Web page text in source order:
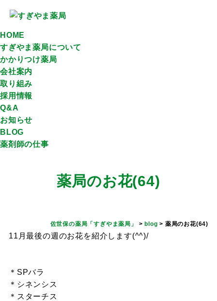
HOME
すぎやま薬局について
かかりつけ薬局
会社案内
取り組み
採用情報
Q&A
お知らせ
BLOG
薬剤師の仕事
薬局のお花(64)
佐世保の薬局「すぎやま薬局」 > blog > 薬局のお花(64)
11月最後の週のお花を紹介します(^^)/
＊SPバラ
＊シネンシス
＊スターチス